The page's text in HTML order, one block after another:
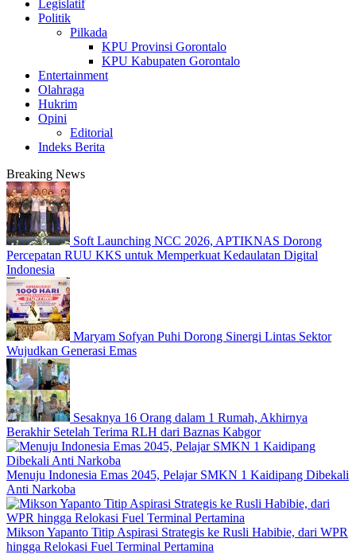
Legislatif
Politik
Pilkada
KPU Provinsi Gorontalo
KPU Kabupaten Gorontalo
Entertainment
Olahraga
Hukrim
Opini
Editorial
Indeks Berita
Breaking News
Soft Launching NCC 2026, APTIKNAS Dorong
Percepatan RUU KKS untuk Memperkuat Kedaulatan Digital
Indonesia
Maryam Sofyan Puhi Dorong Sinergi Lintas Sektor
Wujudkan Generasi Emas
Sesaknya 16 Orang dalam 1 Rumah, Akhirnya
Berakhir Setelah Terima RLH dari Baznas Kabgor
Menuju Indonesia Emas 2045, Pelajar SMKN 1 Kaidipang Dibekali
Anti Narkoba
Mikson Yapanto Titip Aspirasi Strategis ke Rusli Habibie, dari WPR
hingga Relokasi Fuel Terminal Pertamina